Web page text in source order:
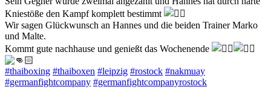
Kniestöße den Kampf komplett bestimmt
Wir sagen Glückwunsch an Hannes und die beiden Trainer Marko
und Malte.
Kommt gute nachhause und genießt das Wochenende
#thaiboxing #thaiboxen #leipzig #rostock #nakmuay
#germanfightcompany #germanfightcompanyrostock